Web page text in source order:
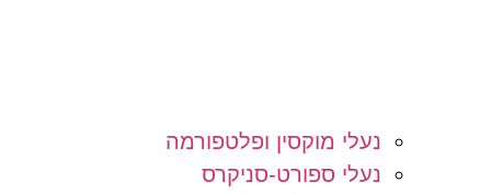
נעלי מוקסין ופלטפורמה
נעלי ספורט-סניקרס